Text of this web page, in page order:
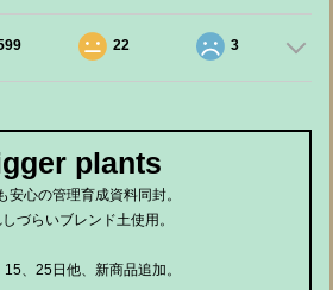
22 3
plants
安心の管理育成資料同封。
づらいブレンド土使用。
、25日他、新商品追加。